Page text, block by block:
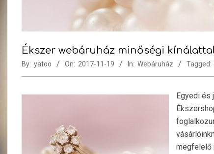
Ékszer webáruház minőségi
By: yatoo On: 2017-11-19 In: Webáruház Tagged:
Egyedi és
megfelelő